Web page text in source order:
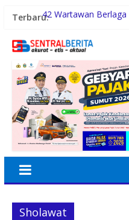
Terbaru:42 Wartawan Berlaga
POST Hadir sebagai
Malam Minggu
Waas Serap Aspirasi
Dayang Nan Tujuh
Jakarta
PTPN Group melalui
Peningkatan
Pelatihan Avenza
Sholawat